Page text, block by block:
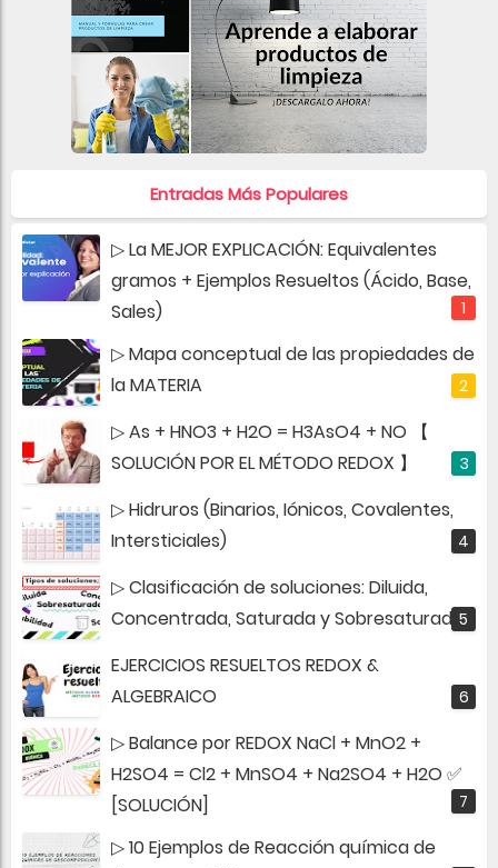
Entradas Más Populares
▷ La MEJOR EXPLICACIÓN: Equivalentes
gramos + Ejemplos Resueltos (Ácido, Base,
Sales)
▷ Mapa conceptual de las propiedades de
la MATERIA
▷ As + HNO3 + H2O = H3AsO4 + NO 【
SOLUCIÓN POR EL MÉTODO REDOX 】
▷ Hidruros (Binarios, Iónicos, Covalentes,
Intersticiales)
▷ Clasificación de soluciones: Diluida,
Concentrada, Saturada y Sobresaturada
EJERCICIOS RESUELTOS REDOX &
ALGEBRAICO
▷ Balance por REDOX NaCl + MnO2 +
H2SO4 = Cl2 + MnSO4 + Na2SO4 + H2O ✅
[SOLUCIÓN]
▷ 10 Ejemplos de Reacción química de